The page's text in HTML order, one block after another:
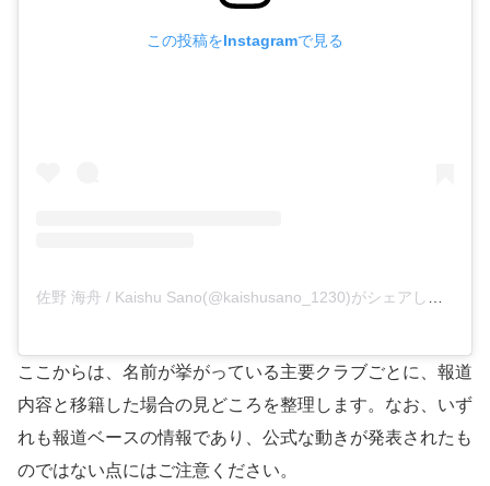
この投稿をInstagramで見る
佐野 海舟 / Kaishu Sano(@kaishusano_1230)がシェアした投稿
ここからは、名前が挙がっている主要クラブごとに、報道
内容と移籍した場合の見どころを整理します。なお、いず
れも報道ベースの情報であり、公式な動きが発表されたも
のではない点にはご注意ください。